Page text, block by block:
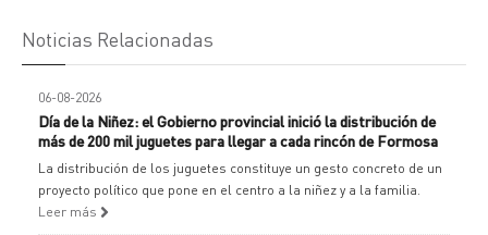
Noticias Relacionadas
06-08-2026
Día de la Niñez: el Gobierno provincial inició la distribución de
más de 200 mil juguetes para llegar a cada rincón de Formosa
La distribución de los juguetes constituye un gesto concreto de un
proyecto político que pone en el centro a la niñez y a la familia.
Leer más